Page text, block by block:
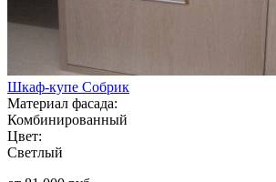
Шкаф-купе Собрик
Материал фасада:
Комбинированный
Цвет:
Светлый